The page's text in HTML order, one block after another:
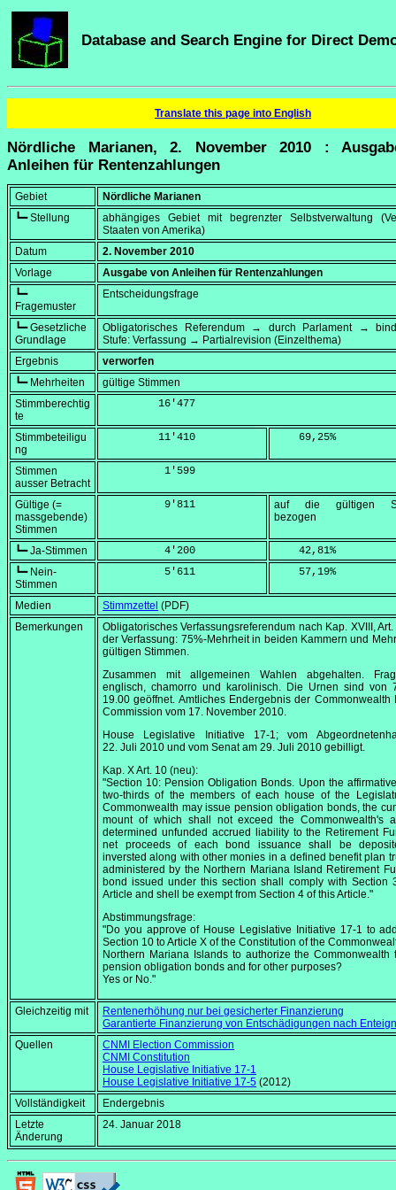
Database and Search Engine for Direct
Translate this page into English
Nördliche Marianen, 2. November 2010 :
Anleihen für Rentenzahlungen
Gebiet
Nördliche Marianen
┗━ Stellung
abhängiges Gebiet mit begrenzter Selbstverwaltung
Staaten von Amerika)
Datum
2. November 2010
Vorlage
Ausgabe von Anleihen für Rentenzahlungen
┗━
Fragemuster
Entscheidungsfrage
┗━ Gesetzliche
Grundlage
Obligatorisches Referendum → durch Parlament →
Stufe: Verfassung → Partialrevision (Einzelthema)
Ergebnis
verworfen
┗━ Mehrheiten
gültige Stimmen
Stimmberechtig
te
         16'477
Stimmbeteiligu
ng
         11'410
    69,25
%
Stimmen
ausser Betracht
          1'599
Gültige (=
massgebende)
Stimmen
          9'811
auf die gültigen
bezogen
┗━ Ja-Stimmen
          4'200
    42,81
%
┗━ Nein-
Stimmen
          5'611
    57,19
%
Medien Stimmzettel (PDF)
Bemerkungen
Obligatorisches Verfassungsreferendum nach Kap. XVIII,
der Verfassung: 75%-Mehrheit in beiden Kammern und
gültigen Stimmen.
Zusammen mit allgemeinen Wahlen abgehalten.
englisch, chamorro und karolinisch. Die Urnen sind von
19.00 geöffnet. Amtliches Endergebnis der Commonwealth
Commission vom 17. November 2010.
House Legislative Initiative 17-1; vom
22. Juli 2010 und vom Senat am 29. Juli 2010 gebilligt.
Kap. X Art. 10 (neu):
"Section 10: Pension Obligation Bonds. Upon the
two-thirds of the members of each house of the
Commonwealth may issue pension obligation bonds, the
mount of which shall not exceed the Commonwealth's
determined unfunded accrued liability to the Retirement
net proceeds of each bond issuance shall be
inversted along with other monies in a defined benefit plan
administered by the Northern Mariana Island Retirement
bond issued under this section shall comply with Section
Article and shell be exempt from Section 4 of this Article."
Abstimmungsfrage:
"Do you approve of House Legislative Initiative 17-1 to
Section 10 to Article X of the Constitution of the
Northern Mariana Islands to authorize the Commonwealth
pension obligation bonds and for other purposes?
Yes or No."
Gleichzeitig mit
Rentenerhöhung nur bei gesicherter Finanzierung
Garantierte Finanzierung von Entschädigungen nach
Quellen
CNMI Election Commission
CNMI Constitution
House Legislative Initiative 17-1
House Legislative Initiative 17-5 (2012)
Vollständigkeit
Endergebnis
Letzte
Änderung
24. Januar 2018